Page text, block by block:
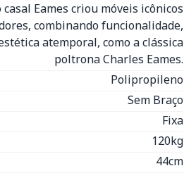
Eames criou móveis icônicos
combinando funcionalidade,
atemporal, como a clássica
poltrona Charles Eames.
Polipropileno
Sem Braço
Fixa
120kg
44cm